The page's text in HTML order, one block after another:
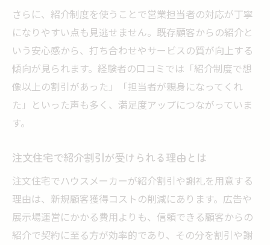
さらに、紹介制度を使うことで営業担当者の対応が丁寧
になりやすい点も見逃せません。既存顧客からの紹介と
いう安心感から、打ち合わせやサービスの質が向上する
傾向が見られます。経験者の口コミでは「紹介制度で想
像以上の割引があった」「担当者が親身になってくれ
た」といった声も多く、満足度アップにつながっていま
す。
注文住宅で紹介割引が受けられる理由とは
注文住宅でハウスメーカーが紹介割引や謝礼を用意する
理由は、新規顧客獲得コストの削減にあります。広告や
展示場運営にかかる費用よりも、信頼できる顧客からの
紹介で契約に至る方が効率的であり、その分を割引や謝